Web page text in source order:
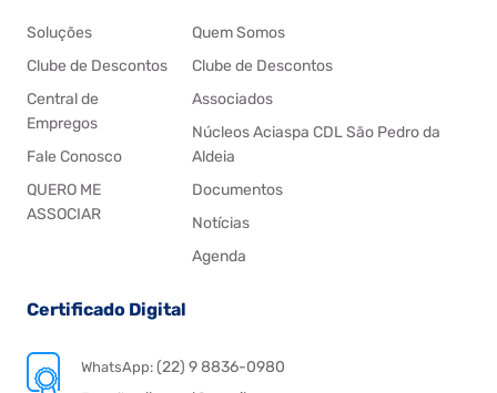
Soluções
Clube de Descontos
Central de
Empregos
Fale Conosco
QUERO ME
ASSOCIAR
Quem Somos
Clube de Descontos
Associados
Núcleos Aciaspa CDL São Pedro da
Aldeia
Documentos
Notícias
Agenda
Certificado Digital
WhatsApp:(22) 9 8836-0980